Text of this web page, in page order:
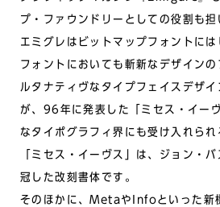
プ・ファウンドリーとしての役割も担
エミグレはビットマップフォントに
フォントにおいても斬新なデザイン
ルタナティヴなタイプフェイスデザ
が、96年に発表した「ミセス・イー
なタイポグラフィ界にも受け入れられ
「ミセス・イーヴス」は、ジョン・
冠した改刻書体です。
そのほかに、MetaやInfoといった新